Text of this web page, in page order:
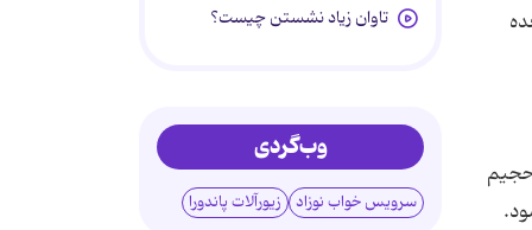
تاوان زیاد نشستن چیست؟
وب‌گردی
سرویس خواب نوزاد زیورآلات پاندورا